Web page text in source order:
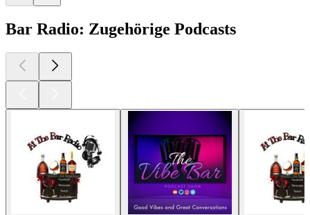
Bar Radio: Zugehörige Podcasts